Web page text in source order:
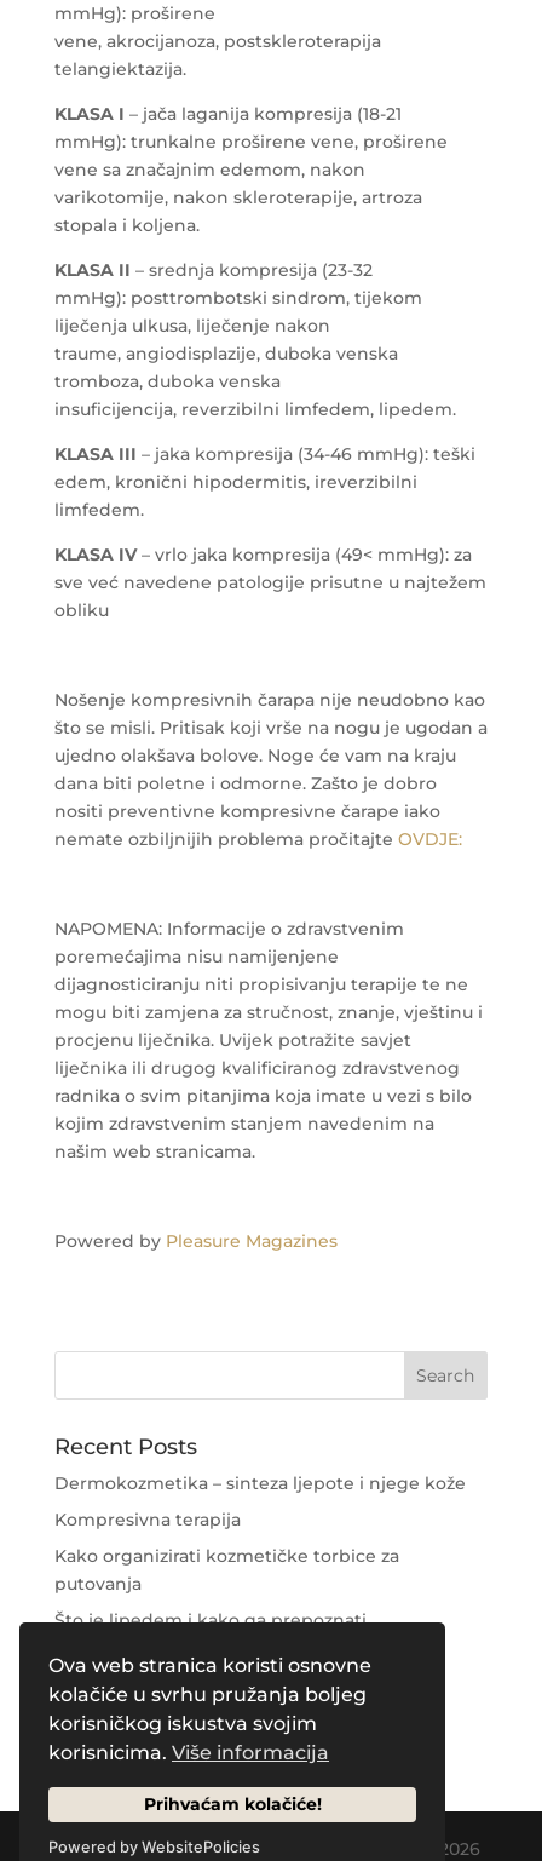
Ova web stranica koristi osnovne
kolačiće u svrhu pružanja boljeg
korisničkog iskustva svojim
korisnicima. Više informacija
Prihvaćam kolačiće!
Powered by WebsitePolicies
mmHg): proširene
vene, akrocijanoza, postskleroterapija
telangiektazija.
KLASA I – jača laganija kompresija (18-21
mmHg): trunkalne proširene vene, proširene
vene sa značajnim edemom, nakon
varikotomije, nakon skleroterapije, artroza
stopala i koljena.
KLASA II – srednja kompresija (23-32
mmHg): posttrombotski sindrom, tijekom
liječenja ulkusa, liječenje nakon
traume, angiodisplazije, duboka venska
tromboza, duboka venska
insuficijencija, reverzibilni limfedem, lipedem.
KLASA III – jaka kompresija (34-46 mmHg): teški
edem, kronični hipodermitis, ireverzibilni
limfedem.
KLASA IV– vrlo jaka kompresija (49< mmHg): za
sve već navedene patologije prisutne u najtežem
obliku
Nošenje kompresivnih čarapa nije neudobno kao
što se misli. Pritisak koji vrše na nogu je ugodan a
ujedno olakšava bolove. Noge će vam na kraju
dana biti poletne i odmorne.Zašto je dobro
nositi preventivne kompresivne čarape iako
nemate ozbiljnijih problema pročitajte OVDJE:
NAPOMENA: Informacije o zdravstvenim
poremećajima nisu namijenjene
dijagnosticiranju niti propisivanju terapije te ne
mogu biti zamjena za stručnost, znanje, vještinu i
procjenu liječnika. Uvijek potražite savjet
liječnika ili drugog kvalificiranog zdravstvenog
radnika o svim pitanjima koja imate u vezi s bilo
kojim zdravstvenim stanjem navedenim na
našim web stranicama.
Powered by Pleasure Magazines
Recent Posts
Dermokozmetika – sinteza ljepote i njege kože
Kompresivna terapija
Kako organizirati kozmetičke torbice za
putovanja
Što je lipedem i kako ga prepoznati
Njega područja oko očiju
Recent Comments
Designed byCreative Pleasure Agency | © 2026